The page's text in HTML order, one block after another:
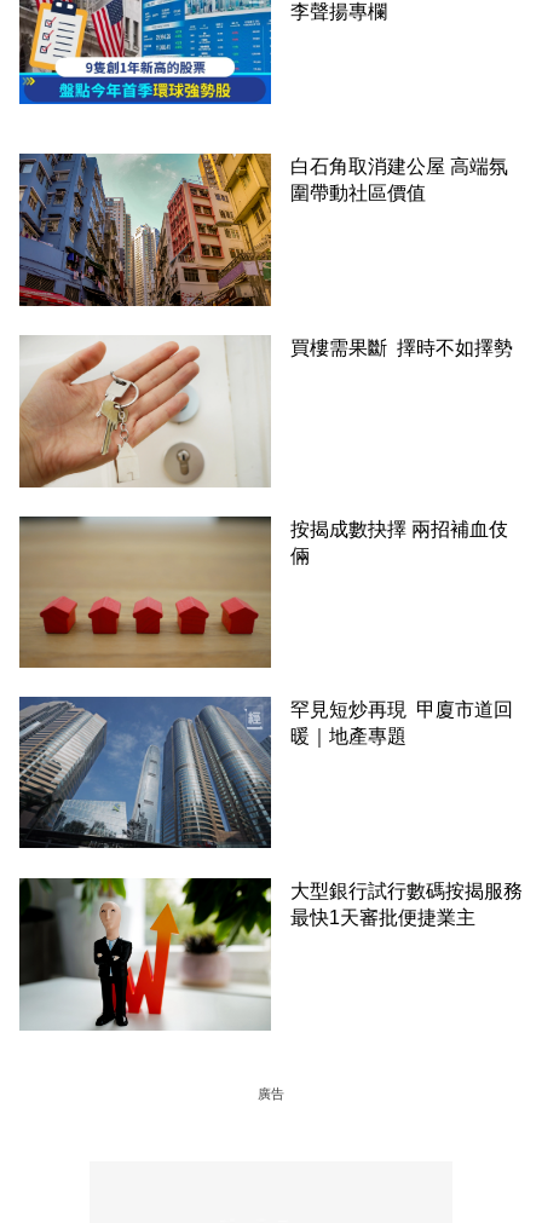
李聲揚專欄
白石角取消建公屋 高端氛
圍帶動社區價值
買樓需果斷 擇時不如擇勢
按揭成數抉擇 兩招補血伎
倆
罕見短炒再現 甲廈市道回
暖｜地產專題
大型銀行試行數碼按揭服務
最快1天審批便捷業主
廣告